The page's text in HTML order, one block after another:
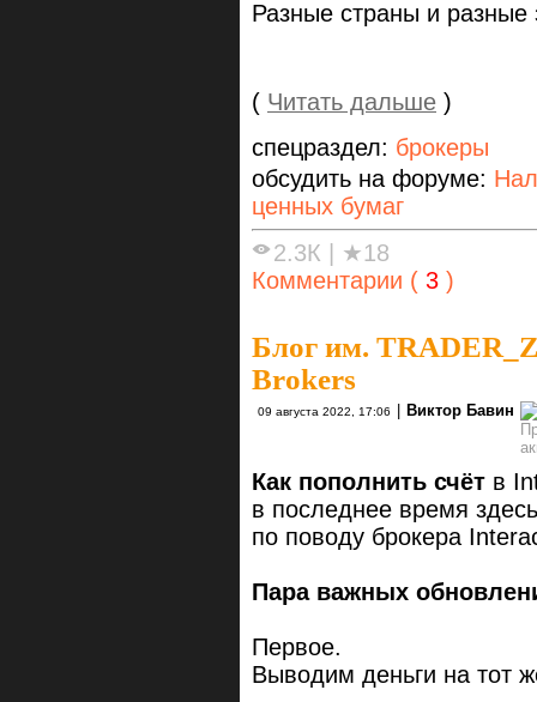
Разные страны и разные
( Читать дальше )
спецраздел: брокеры
обсудить на форуме:
ценных бумаг
2.3К
★18
Комментарии ( 3 )
Блог им.
Brokers
09 августа 2022, 17:06 Виктор Бавин
Как пополнить счёт в
в последнее время
по поводу брокера
Пара важных
Первое.
Выводим деньги на тот